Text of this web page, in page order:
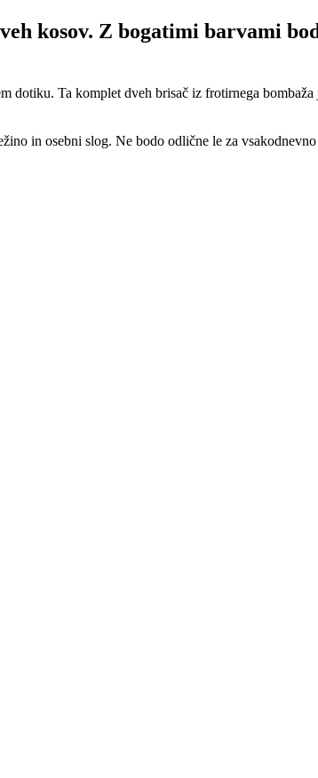
kosov. Z bogatimi barvami
dotiku. Ta komplet dveh brisač iz frotirnega
in osebni slog. Ne bodo odlične le za